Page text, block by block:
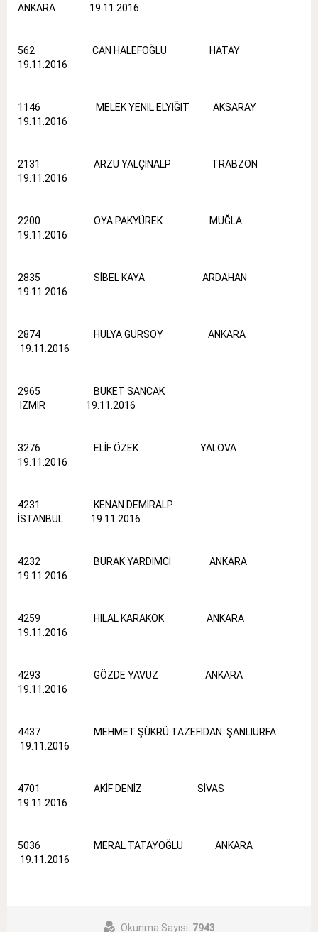
ANKARA 19.11.2016
562 CAN HALEFOĞLU HATAY
19.11.2016
1146 MELEK YENİL ELYİĞİT AKSARAY
19.11.2016
2131 ARZU YALÇINALP TRABZON
19.11.2016
2200 OYA PAKYÜREK MUĞLA
19.11.2016
2835 SİBEL KAYA ARDAHAN
19.11.2016
2874 HÜLYA GÜRSOY ANKARA
19.11.2016
2965 BUKET SANCAK
İZMİR 19.11.2016
3276 ELİF ÖZEK YALOVA
19.11.2016
4231 KENAN DEMİRALP
İSTANBUL 19.11.2016
4232 BURAK YARDIMCI ANKARA
19.11.2016
4259 HİLAL KARAKÖK ANKARA
19.11.2016
4293 GÖZDE YAVUZ ANKARA
19.11.2016
4437 MEHMET ŞÜKRÜ TAZEFİDAN ŞANLIURFA
19.11.2016
4701 AKİF DENİZ SİVAS
19.11.2016
5036 MERAL TATAYOĞLU ANKARA
19.11.2016
Okunma Sayısı: 7943